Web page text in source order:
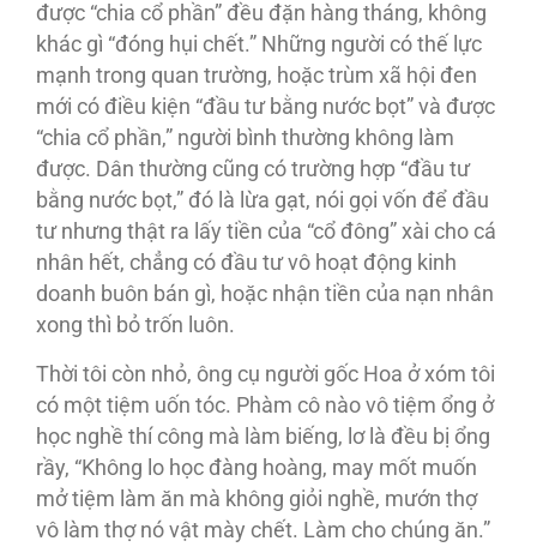
được “chia cổ phần” đều đặn hàng tháng, không
khác gì “đóng hụi chết.” Những người có thế lực
mạnh trong quan trường, hoặc trùm xã hội đen
mới có điều kiện “đầu tư bằng nước bọt” và được
“chia cổ phần,” người bình thường không làm
được. Dân thường cũng có trường hợp “đầu tư
bằng nước bọt,” đó là lừa gạt, nói gọi vốn để đầu
tư nhưng thật ra lấy tiền của “cổ đông” xài cho cá
nhân hết, chẳng có đầu tư vô hoạt động kinh
doanh buôn bán gì, hoặc nhận tiền của nạn nhân
xong thì bỏ trốn luôn.
Thời tôi còn nhỏ, ông cụ người gốc Hoa ở xóm tôi
có một tiệm uốn tóc. Phàm cô nào vô tiệm ổng ở
học nghề thí công mà làm biếng, lơ là đều bị ổng
rầy, “Không lo học đàng hoàng, may mốt muốn
mở tiệm làm ăn mà không giỏi nghề, mướn thợ
vô làm thợ nó vật mày chết. Làm cho chúng ăn.”